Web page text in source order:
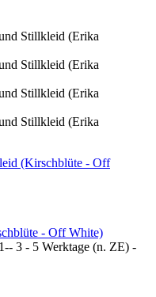
- Off White)
3 - 5 Werktage (n. ZE) -